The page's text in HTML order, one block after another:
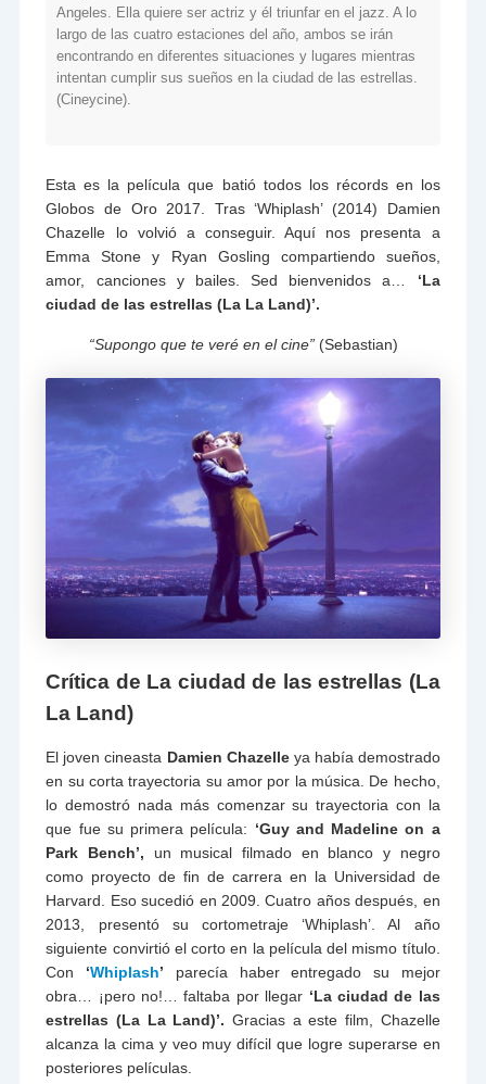
Angeles. Ella quiere ser actriz y él triunfar en el jazz. A lo
largo de las cuatro estaciones del año, ambos se irán
encontrando en diferentes situaciones y lugares mientras
intentan cumplir sus sueños en la ciudad de las estrellas.
(Cineycine).
Esta es la película que batió todos los récords en los
Globos de Oro 2017. Tras ‘Whiplash’ (2014) Damien
Chazelle lo volvió a conseguir. Aquí nos presenta a
Emma Stone y Ryan Gosling compartiendo sueños,
amor, canciones y bailes. Sed bienvenidos a…
‘La
ciudad de las estrellas (La La Land)’.
“Supongo que te veré en el cine” (Sebastian)
Crítica de La ciudad de las estrellas (La
La Land)
El joven cineasta Damien Chazelleya había demostrado
en su corta trayectoria su amor por la música. De hecho,
lo demostró nada más comenzar su trayectoria con la
que fue su primera película: ‘Guy and Madeline on a
Park Bench’, un musical filmado en blanco y negro
como proyecto de fin de carrera en la Universidad de
Harvard. Eso sucedió en 2009. Cuatro años después, en
2013, presentó su cortometraje ‘Whiplash’. Al año
siguiente convirtió el corto en la película del mismo título.
Con ‘Whiplash’ parecía haber entregado su mejor
obra… ¡pero no!… faltaba por llegar ‘La ciudad de las
estrellas (La La Land)’. Gracias a este film, Chazelle
alcanza la cima y veo muy difícil que logre superarse en
posteriores películas.